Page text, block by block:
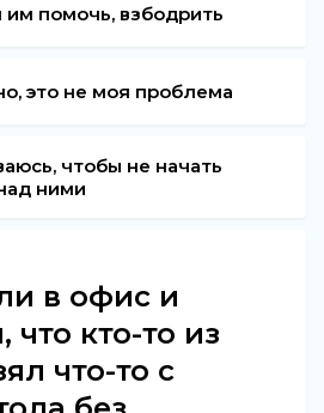
помочь, взбодрить
это не моя проблема
чтобы не начать
ними
в офис и
что кто-то из
что-то с